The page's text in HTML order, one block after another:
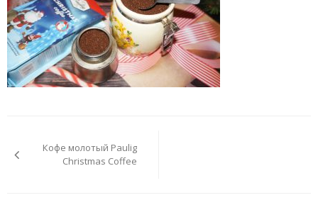
записямКофе молотый Paulig
Christmas Coffee